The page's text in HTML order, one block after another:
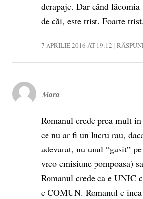
derapaje. Dar când lăcomia
de căi, este trist. Foarte trist.
7 APRILIE 2016 AT 19:12
Mara
Romanul crede prea mult
ce nu ar fi un lucru rau,
adevarat, nu unul “gasit”
vreo emisiune pompoasa)
Romanul crede ca e UNIC
e COMUN. Romanul e